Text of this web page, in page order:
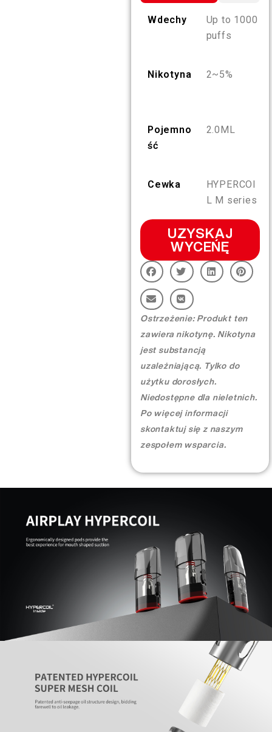
WERYFIKACJA PRODUKTUWdechy
Up to 1000
puffs
Nikotyna 2~5%
Pojemno
ść
2.0ML
Cewka
HYPERCOI
L M series
UZYSKAJ
WYCEŃĘ
Ostrzeżenie: Produkt ten
zawiera nikotynę. Nikotyna
jest substancją
uzależniającą. Tylko do
użytku dorosłych.
Niedostępne dla nieletnich.
Po więcej informacji
skontaktuj się z naszym
zespołem wsparcia.